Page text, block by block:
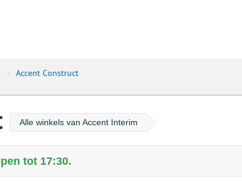
› Accent Construct
Alle winkels van Accent Interim
tot 17:30.